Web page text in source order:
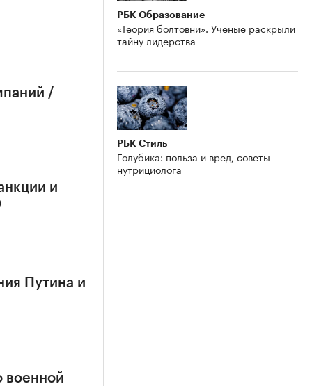
/
и
Путина и
военной
РБК Образование
«Теория болтовни». Ученые раскрыли
тайну лидерства
РБК Стиль
Голубика: польза и вред, советы
нутрициолога